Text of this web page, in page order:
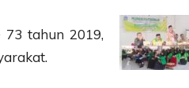
tahun 2019,